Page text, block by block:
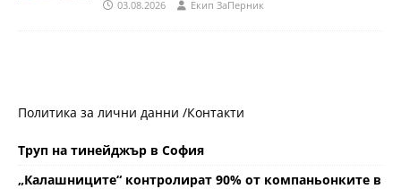
03.08.2026 Eкип ЗаПерник
Политика за лични данни /Контакти
Труп на тинейджър в София
„Калашниците“ контролират 90% от компаньонките в